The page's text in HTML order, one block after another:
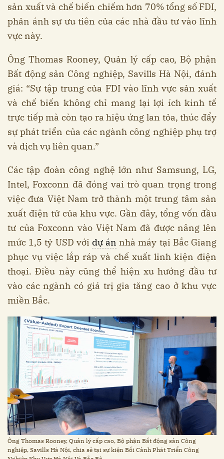
sản xuất và chế biến chiếm hơn 70% tổng số FDI,
phản ánh sự ưu tiên của các nhà đầu tư vào lĩnh
vực này.
Ông Thomas Rooney, Quản lý cấp cao, Bộ phận
Bất động sản Công nghiệp, Savills Hà Nội, đánh
giá: “Sự tập trung của FDI vào lĩnh vực sản xuất
và chế biến không chỉ mang lại lợi ích kinh tế
trực tiếp mà còn tạo ra hiệu ứng lan tỏa, thúc đẩy
sự phát triển của các ngành công nghiệp phụ trợ
và dịch vụ liên quan.”
Các tập đoàn công nghệ lớn như Samsung, LG,
Intel, Foxconn đã đóng vai trò quan trọng trong
việc đưa Việt Nam trở thành một trung tâm sản
xuất điện tử của khu vực. Gần đây, tổng vốn đầu
tư của Foxconn vào Việt Nam đã được nâng lên
mức 1,5 tỷ USD với dự án nhà máy tại Bắc Giang
phục vụ việc lắp ráp và chế xuất linh kiện điện
thoại. Điều này cũng thể hiện xu hướng đầu tư
vào các ngành có giá trị gia tăng cao ở khu vực
miền Bắc.
Ông Thomas Rooney, Quản lý cấp cao, Bộ phận Bất động sản Công
nghiệp, Savills Hà Nội, chia sẻ tại sự kiện Bối Cảnh Phát Triển Công